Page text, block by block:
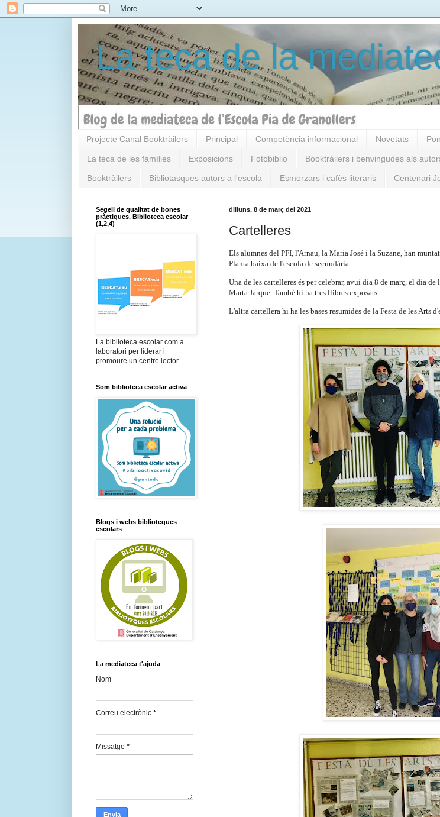
La teca de la
Projecte Canal Booktràilers Principal Competència informacional Novetats
La teca de les famílies Exposicions Fotobiblio Booktràilers i benvingudes als
Booktràilers Bibliotasques autors a l'escola Esmorzars i cafès literaris Centenari
dilluns, 8 de març del 2021
Cartelleres
Els alumnes del PFI, l'Arnau, la Maria José i la Suzane, han
Planta baixa de l'escola de secundària.
Una de les cartelleres és per celebrar, avui dia 8 de març, el dia
Marta Jarque. També hi ha tres llibres exposats.
L'altra cartellera hi ha les bases resumides de la Festa de les Arts
Segell de qualitat de bones
pràctiques. Biblioteca escolar
(1,2,4)
La biblioteca escolar com a
laboratori per liderar i
promoure un centre lector.
Som biblioteca escolar activa
Blogs i webs biblioteques
escolars
La mediateca t'ajuda
Nom
Correu electrònic *
Missatge *